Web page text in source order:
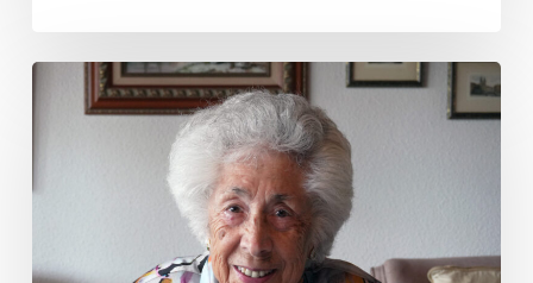
María
Martina
la
2025):